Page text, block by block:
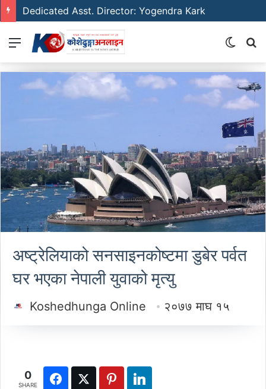
Dedicated Asst. Director: Yogendra Kark
Menu
Switch
अष्ट्रेलियाको सनसाइनकोष्टमा डुबेर पर्वत
घर भएका नेपाली युवाको मृत्यु
Koshedhunga Online २०७७ माघ १५
0
SHARE